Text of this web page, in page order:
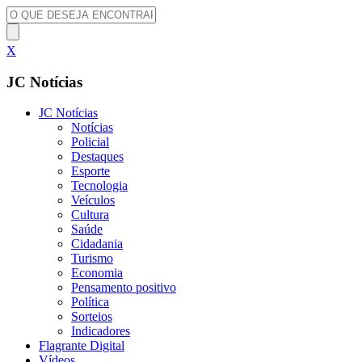
X
JC Notícias
JC Notícias
Notícias
Policial
Destaques
Esporte
Tecnologia
Veículos
Cultura
Saúde
Cidadania
Turismo
Economia
Pensamento positivo
Política
Sorteios
Indicadores
Flagrante Digital